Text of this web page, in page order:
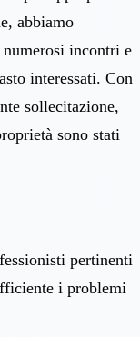
abbiamo
numerosi incontri e
interessati. Con
sollecitazione,
sono stati
pertinenti
i problemi